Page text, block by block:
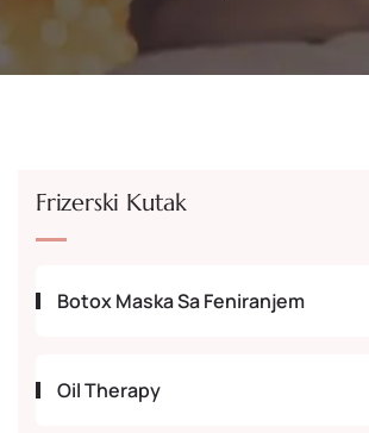
Frizerski Kutak
Botox Maska Sa Feniranjem
Oil Therapy